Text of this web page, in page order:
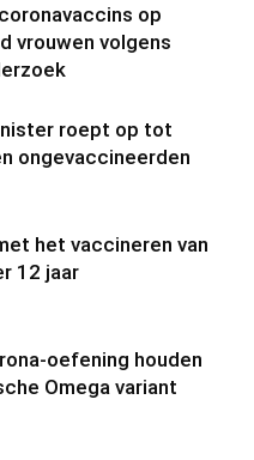
op
vrouwen volgens
roept op tot
ongevaccineerden
het vaccineren van
12 jaar
oefening houden
Omega variant